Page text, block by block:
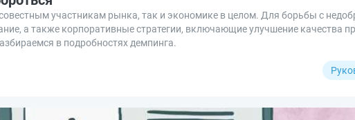
участникам рынка, так и экономике в целом. Для борьбы с
а также корпоративные стратегии, включающие улучшение качества
в подробностях демпинга.